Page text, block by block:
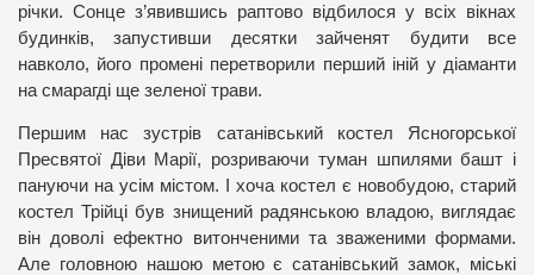
річки. Сонце з’явившись раптово відбилося у всіх вікнах
будинків, запустивши десятки зайченят будити все
навколо, його промені перетворили перший іній у діаманти
на смарагді ще зеленої трави.
Першим нас зустрів сатанівський костел Ясногорської
Пресвятої Діви Марії, розриваючи туман шпилями башт і
пануючи на усім містом. І хоча костел є новобудою, старий
костел Трійці був знищений радянською владою, виглядає
він доволі ефектно витонченими та зваженими формами.
Але головною нашою метою є сатанівський замок, міські